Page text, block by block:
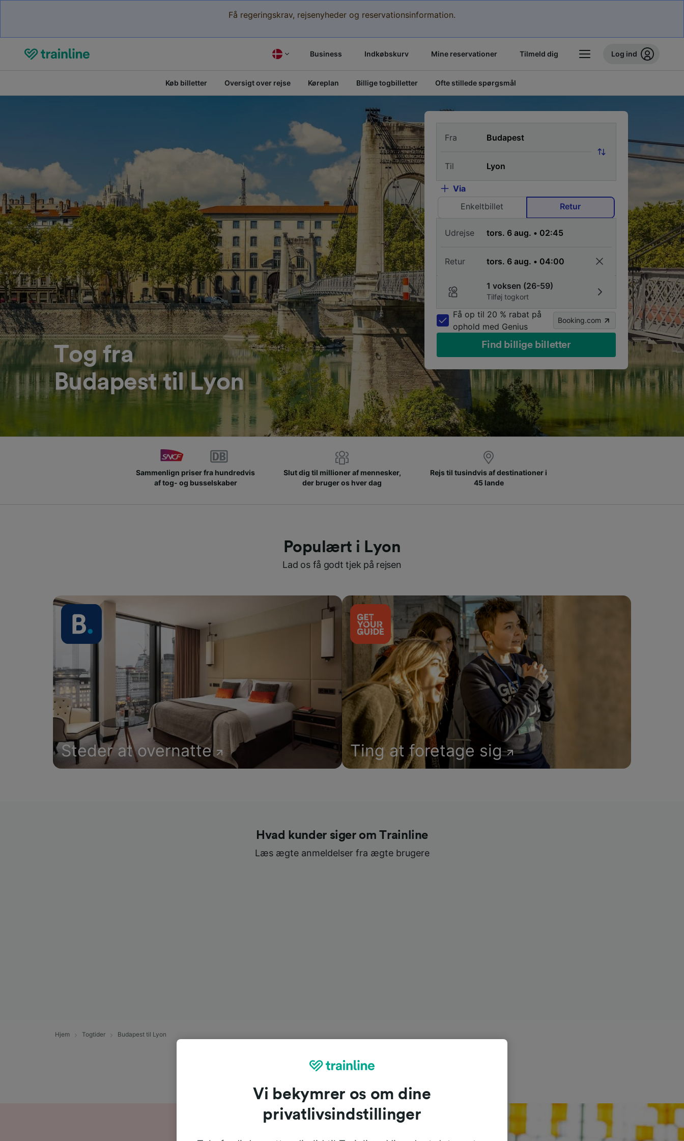
Få regeringskrav, rejsenyheder og reservationsinformation.
Business Indkøbskurv Mine reservationer Tilmeld dig Log ind
Køb billetter Oversigt over rejse Køreplan Billige togbilletter Ofte stillede spørgsmål
Tog fra
Budapest til Lyon
Fra
Til
Via
Enkeltbillet
Retur
Udrejse
Retur
1 voksen (26-59)
Tilføj togkort
Få op til 20 % rabat på
ophold med Genius
Booking.com
Find billige billetter
Sammenlign priser fra hundredvis
af tog- og busselskaber
Slut dig til millioner af mennesker,
der bruger os hver dag
Rejs til tusindvis af destinationer i
45 lande
Populært i Lyon
Lad os få godt tjek på rejsen
Steder at overnatte Ting at foretage sig
Hvad kunder siger om Trainline
Læs ægte anmeldelser fra ægte brugere
Hjem Togtider Budapest til Lyon
Vi bekymrer os om dine
privatlivsindstillinger